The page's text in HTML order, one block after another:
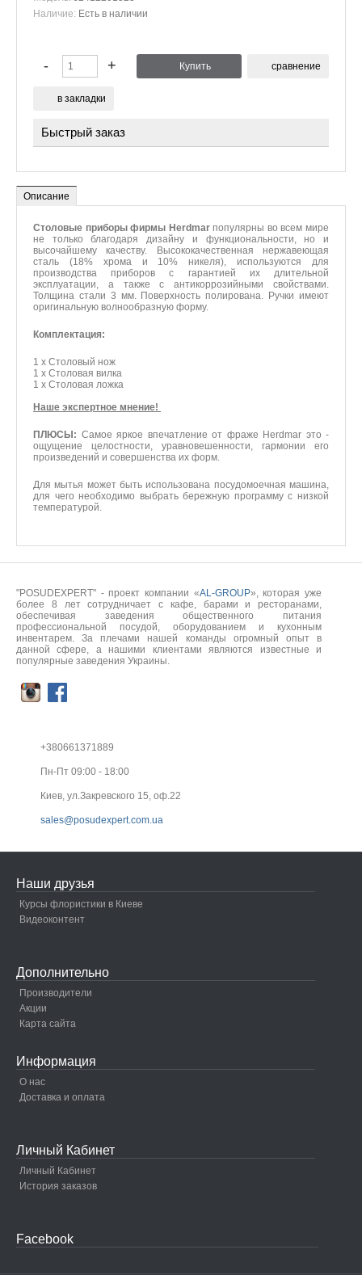
Наличие: Есть в наличии
сравнение
в закладки
Быстрый заказ
мы могли связаться с Вами
*Имя
Комментарий
*Введите код
Отправить
Описание
Столовые приборы фирмы Herdmarпопулярны во всем мире
не только благодаря дизайну и функциональности, но и
высочайшему качеству. Высококачественная нержавеющая
сталь (18% хрома и 10% никеля), используются для
производства приборов с гарантией их длительной
эксплуатации, а также с антикоррозийными свойствами.
Толщина стали 3 мм. Поверхность полирована. Ручки имеют
оригинальную волнообразную форму.
Комплектация:
1 x Cтoлoвый нож
1 x Столовая вилка
1 x Столовая ложка
Наше экспертное мнение!
ПЛЮСЫ: Самое яркое впечатление от фраже Herdmar это -
ощущение целостности, уравновешенности, гармонии его
произведений и совершенства их форм.
Для мытья может быть использована посудомоечная машина,
для чего необходимо выбрать бережную программу с низкой
температурой.
"POSUDEXPERT" - проект компании «AL-GROUP», которая уже
более 8 лет сотрудничает с кафе, барами и ресторанами,
обеспечивая заведения общественного питания
профессиональной посудой, оборудованием и кухонным
инвентарем. За плечами нашей команды огромный опыт в
данной сфере, а нашими клиентами являются известные и
популярные заведения Украины.
+380661371889
Пн-Пт 09:00 - 18:00
Киев, ул.Закревского 15, оф.22
sales@posudexpert.com.ua
Наши друзья
Курсы флористики в Киеве
Видеоконтент
Дополнительно
Производители
Акции
Карта сайта
Информация
О нас
Доставка и оплата
Личный Кабинет
Личный Кабинет
История заказов
Facebook